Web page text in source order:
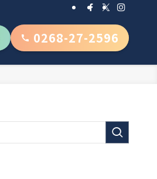
0268-27-2596